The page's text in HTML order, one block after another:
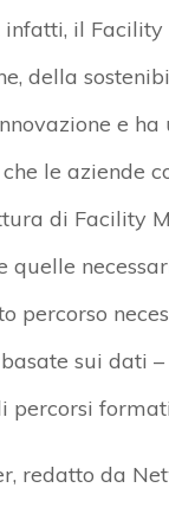
infatti, il
della
e ha
le aziende
di Facility
quelle
percorso
sui dati
percorsi
redatto da